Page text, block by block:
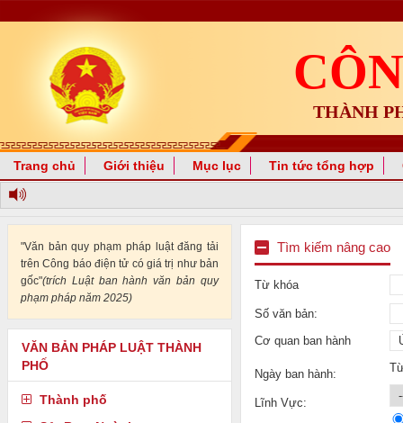
THÀNH
Trang chủ Giới thiệu Mục lục Tin tức tổng hợp
"Văn bản quy phạm pháp luật đăng tải
trên Công báo điện tử có giá trị như bản
gốc"(trích Luật ban hành văn bản quy
phạm pháp năm 2025)
VĂN BẢN PHÁP LUẬT THÀNH
PHỐ
Thành phố
Tìm kiếm nâng cao
Từ khóa
Số văn bản:
Cơ quan ban hành
Ngày ban hành:
Lĩnh Vực: